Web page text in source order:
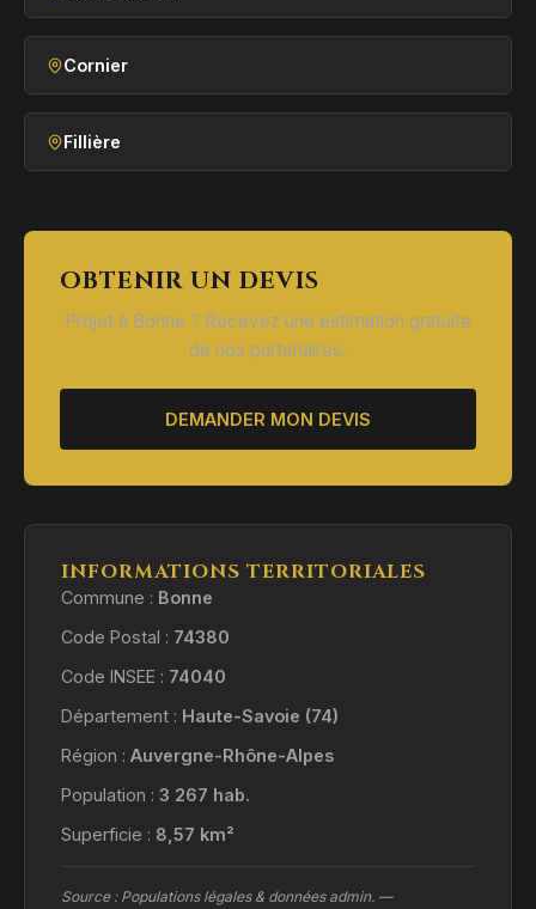
Cornier
Fillière
OBTENIR UN DEVIS
Projet à Bonne ? Recevez une estimation gratuite
de nos partenaires.
DEMANDER MON DEVIS
INFORMATIONS TERRITORIALES
Commune : Bonne
Code Postal : 74380
Code INSEE : 74040
Département : Haute-Savoie (74)
Région : Auvergne-Rhône-Alpes
Population : 3 267 hab.
Superficie : 8,57 km²
Source : Populations légales & données admin. —